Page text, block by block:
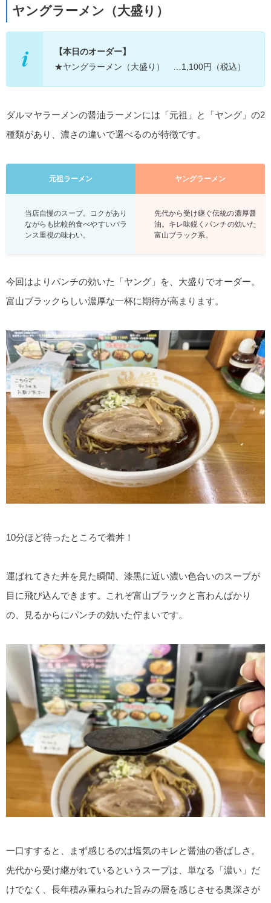
ヤングラーメン（大盛り）
【本日のオーダー】
★ヤングラーメン（大盛り） …1,100円（税込）
ダルマヤラーメンの醤油ラーメンには「元祖」と「ヤング」の2
種類があり、濃さの違いで選べるのが特徴です。
元祖ラーメン ヤングラーメン
当店自慢のスープ。コクがあり
ながらも比較的食べやすいバラ
ンス重視の味わい。
先代から受け継ぐ伝統の濃厚醤
油。キレ味鋭くパンチの効いた
富山ブラック系。
今回はよりパンチの効いた「ヤング」を、大盛りでオーダー。
富山ブラックらしい濃厚な一杯に期待が高まります。
10分ほど待ったところで着丼！
運ばれてきた丼を見た瞬間、漆黒に近い濃い色合いのスープが
目に飛び込んできます。これぞ富山ブラックと言わんばかり
の、見るからにパンチの効いた佇まいです。
一口すすると、まず感じるのは塩気のキレと醤油の香ばしさ。
先代から受け継がれているというスープは、単なる「濃い」だ
けでなく、長年積み重ねられた旨みの層を感じさせる奥深さが